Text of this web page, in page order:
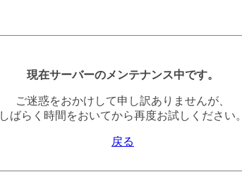
現在サーバーのメンテナンス中です。
ご迷惑をおかけして申し訳ありませんが、
しばらく時間をおいてから再度お試しください。
戻る